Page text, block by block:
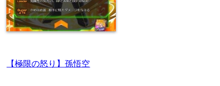
【極限の怒り】孫悟空